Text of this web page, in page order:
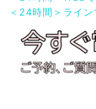
＜24時間＞ライ